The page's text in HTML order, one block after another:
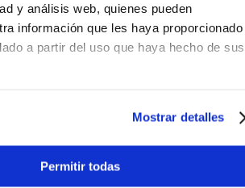
y análisis web, quienes pueden
información que les haya proporcionado
a partir del uso que haya hecho de sus
Mostrar detalles
Permitir todas
00
Takamine GD30CE -